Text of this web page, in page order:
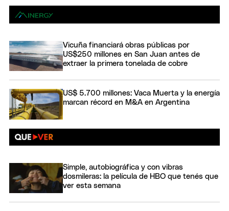
Vicuña financiará obras públicas por
US$250 millones en San Juan antes de
extraer la primera tonelada de cobre
US$ 5.700 millones: Vaca Muerta y la energía
marcan récord en M&A en Argentina
Simple, autobiográfica y con vibras
dosmileras: la película de HBO que tenés que
ver esta semana